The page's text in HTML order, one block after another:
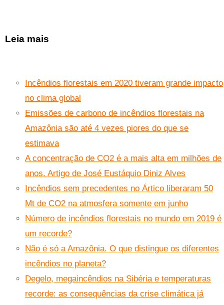
Leia mais
Incêndios florestais em 2020 tiveram grande impacto
no clima global
Emissões de carbono de incêndios florestais na
Amazônia são até 4 vezes piores do que se
estimava
A concentração de CO2 é a mais alta em milhões de
anos. Artigo de José Eustáquio Diniz Alves
Incêndios sem precedentes no Ártico liberaram 50
Mt de CO2 na atmosfera somente em junho
Número de incêndios florestais no mundo em 2019 é
um recorde?
Não é só a Amazônia. O que distingue os diferentes
incêndios no planeta?
Degelo, megaincêndios na Sibéria e temperaturas
recorde: as consequências da crise climática já